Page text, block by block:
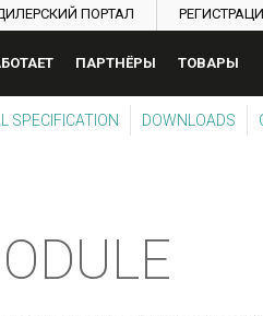
ПОРТАЛ
ПАРТНЁРЫ ТОВАРЫ
SPECIFICATION DOWNLOADS